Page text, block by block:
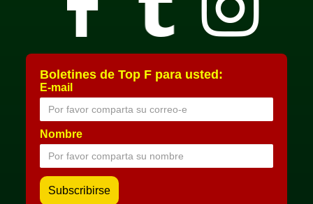
Boletines de Top F para usted:
E-mail
Nombre